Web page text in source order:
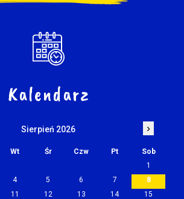
Kalendarz
Sierpień 2026 ›
Wt Śr Czw Pt
Sob
1
4 5 6 7
8
11 12 13 14
15